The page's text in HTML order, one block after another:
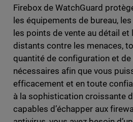
Firebox de WatchGuard
les équipements de bureau,
les points de vente au détail et
distants contre les menaces,
quantité de configuration et
nécessaires afin que vous
efficacement et en toute
à la sophistication croissante
capables d’échapper aux